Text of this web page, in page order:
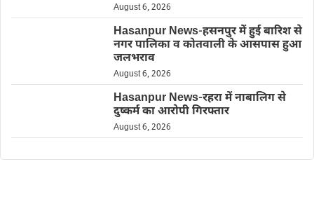
August 6, 2026
Hasanpur News-हसनपुर में हुई बारिश से
नगर पालिका व कोतवाली के आसपास हुआ
जलभराव
August 6, 2026
Hasanpur News-रहरा में नाबालिग से
दुष्कर्म का आरोपी गिरफ्तार
August 6, 2026